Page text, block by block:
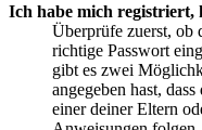
Ich habe mich registriert,
Überprüfe zuerst, ob
richtige Passwort
gibt es zwei
angegeben hast,
einer deiner Eltern